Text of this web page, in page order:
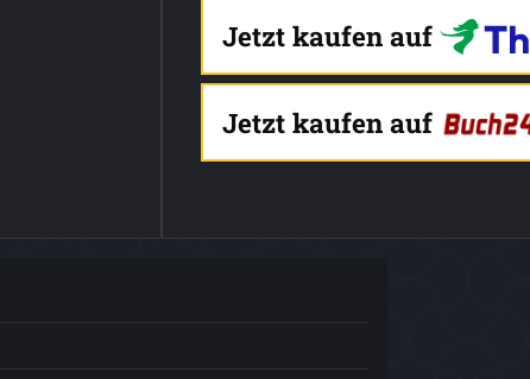
Jetzt kaufen auf
Jetzt kaufen auf